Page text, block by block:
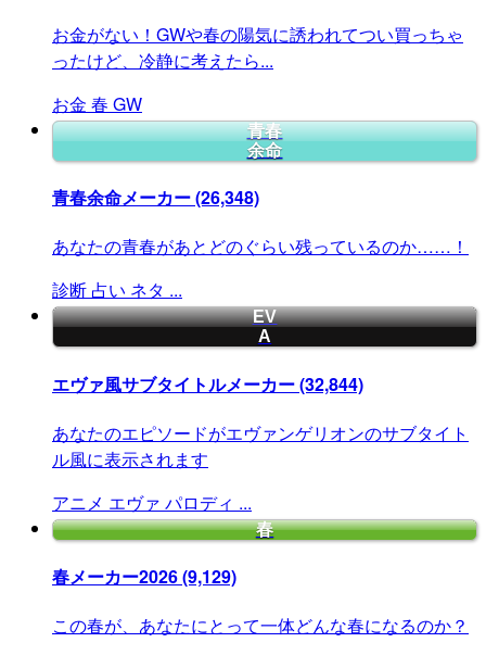
お金がない！GWや春の陽気に誘われてつい買っちゃ
ったけど、冷静に考えたら...
お金 春 GW
青春
余命
青春余命メーカー(26,348)
あなたの青春があとどのぐらい残っているのか……！
診断 占い ネタ ...
EV
A
エヴァ風サブタイトルメーカー(32,844)
あなたのエピソードがエヴァンゲリオンのサブタイト
ル風に表示されます
アニメ エヴァ パロディ ...
春
春メーカー2026(9,129)
この春が、あなたにとって一体どんな春になるのか？